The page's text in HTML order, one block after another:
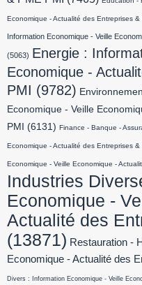
Economique - Actualité des Entreprises &
Information Economique - Veille
(5063) Energie :
Economique -
PMI (9782)
Economique - Veille
PMI
(6131) Finance - Banque -
Economique - Actualité des Entreprises &
Economique - Veille Economique -
Industries
Economique -
Actualité des
(13871) Restauration -
Economique - Actualité des
Divers : Information Economique - Veille